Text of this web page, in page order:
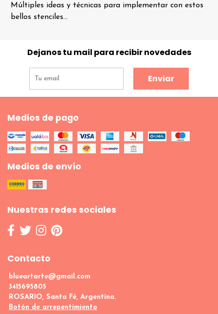
Múltiples ideas y técnicas para implementar con estos
bellos stenciles...
Dejanos tu mail para recibir novedades
Enviar
Medios de pago
Medios de envío
Nuestras redes sociales
Contacto
blueartarte@gmail.com
3415695805
ROSARIO, Santa Fé, Argentina.
Botón de arrepentimiento